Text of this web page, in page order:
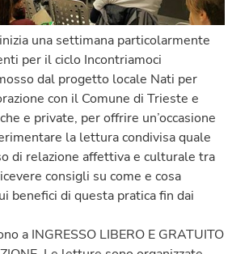
una settimana particolarmente
per il ciclo Incontriamoci
dal progetto locale Nati per
con il Comune di Trieste e
e private, per offrire un’occasione
la lettura condivisa quale
di relazione affettiva e culturale tra
consigli su come e cosa
benefici di questa pratica fin dai
a INGRESSO LIBERO E GRATUITO